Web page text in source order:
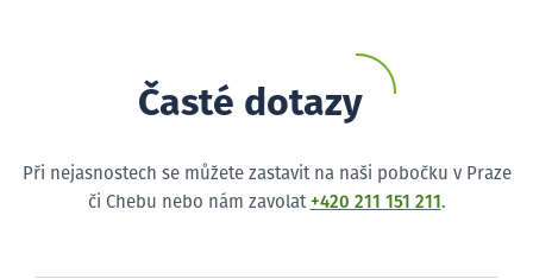
Časté dotazy
Při nejasnostech se můžete zastavit na naši pobočku v Praze
či Chebu nebo nám zavolat +420 211 151 211 .